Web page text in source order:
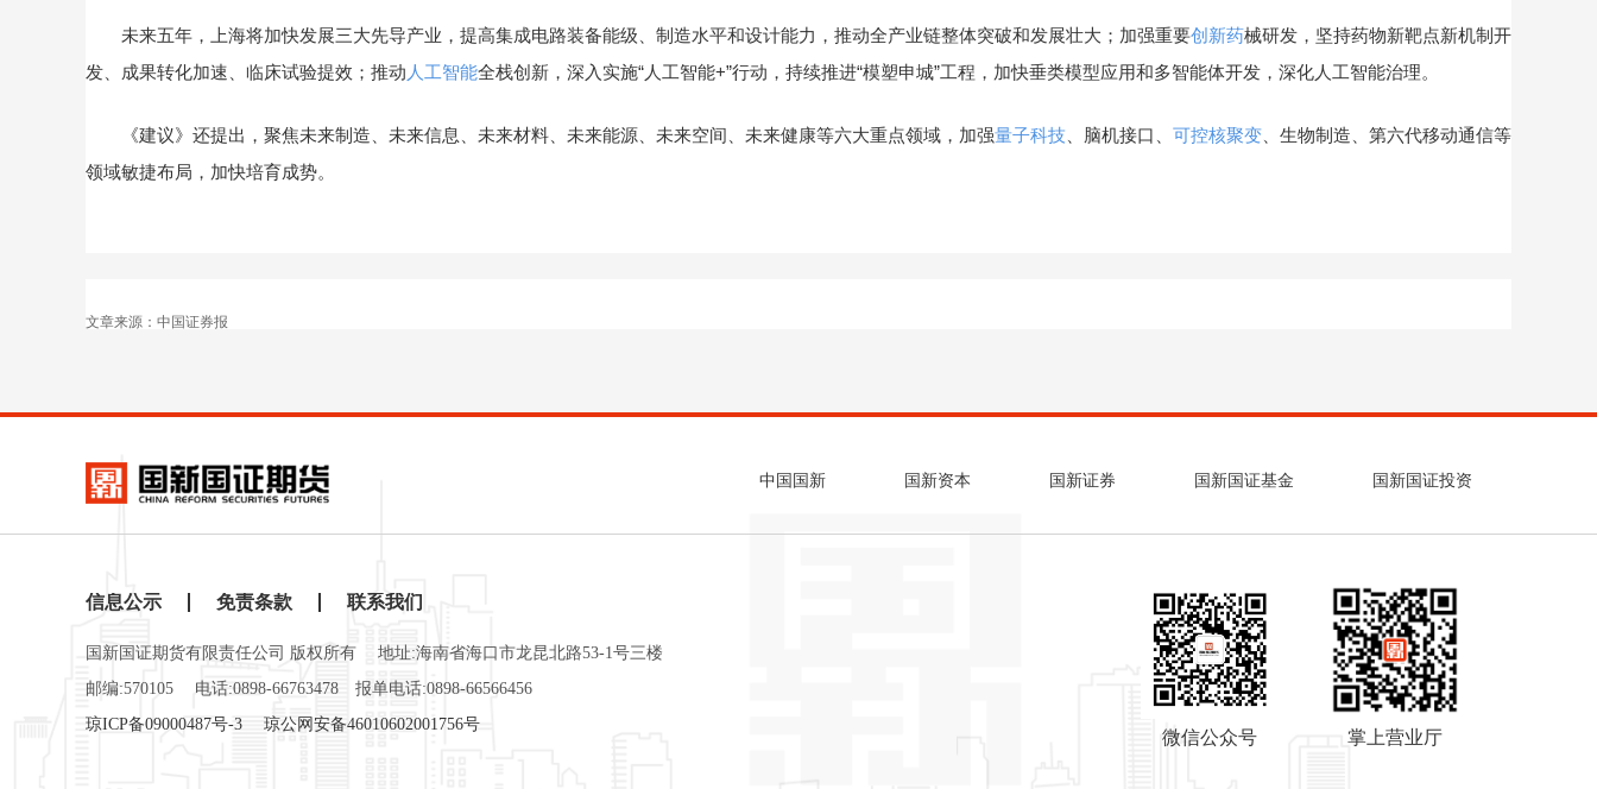
未来五年，上海将加快发展三大先导产业，提高集成电路装备能级、制造水平和设计能力，推动全产业链整体突破和发展壮大；加强重要创新药械研发，坚持药物新靶点新机制开
发、成果转化加速、临床试验提效；推动 人工智能全栈创新，深入实施“人工智能+”行动，持续推进“模塑申城”工程，加快垂类模型应用和多智能体开发，深化人工智能治理。
《建议》还提出，聚焦未来制造、未来信息、未来材料、未来能源、未来空间、未来健康等六大重点领域，加强量子科技 、脑机接口、 可控核聚变 、生物制造、第六代移动通信等
领域敏捷布局，加快培育成势。
文章来源：中国证券报
中国国新 国新资本 国新证券 国新国证基金 国新国证投资
信息公示 免责条款 联系我们
国新国证期货有限责任公司 版权所有
地址:海南省海口市龙昆北路53-1号三楼
邮编:570105
电话:0898-66763478
报单电话:0898-66566456
琼ICP备09000487号-3
琼公网安备46010602001756号
微信公众号 掌上营业厅